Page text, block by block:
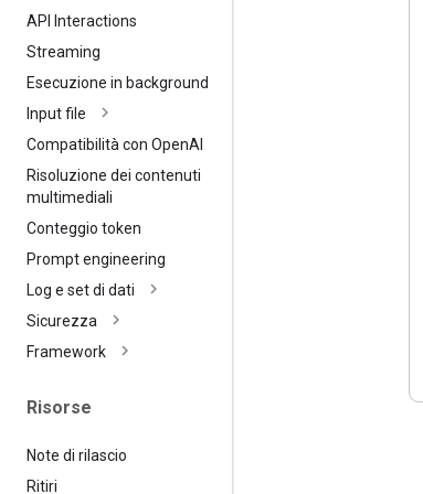
API Interactions
Streaming
Esecuzione in background
Input file
Compatibilità con OpenAI
Risoluzione dei contenuti
multimediali
Conteggio token
Prompt engineering
Log e set di dati
Sicurezza
Framework
Risorse
Note di rilascio
Ritiri